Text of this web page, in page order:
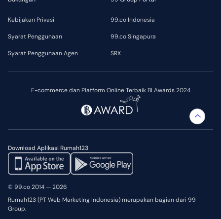
E-commerce dan Platform Online Terbaik BI Awards 2024
Download Aplikasi Rumah123
Kebijakan Privasi
Syarat Penggunaan
Syarat Penggunaan Agen
99.co Indonesia
99.co Singapura
SRX
© 99.co 2014 — 2026
Rumah123 (PT Web Marketing Indonesia) merupakan bagian dari 99
Group.